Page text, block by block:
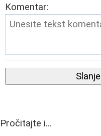
Komentar:
Pročitajte i...